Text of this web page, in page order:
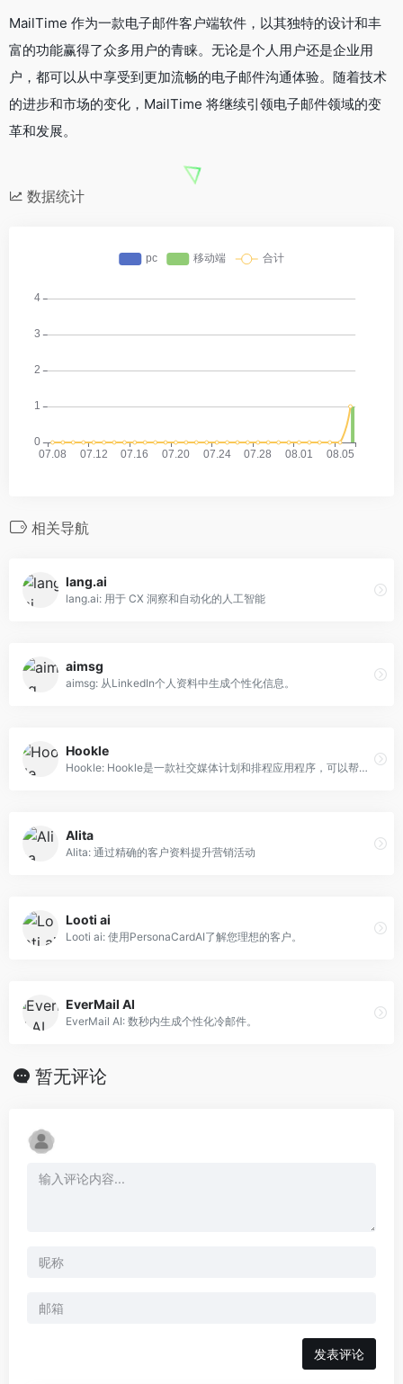
MailTime 作为一款电子邮件客户端软件，以其独特的设计和丰
富的功能赢得了众多用户的青睐。无论是个人用户还是企业用
户，都可以从中享受到更加流畅的电子邮件沟通体验。随着技术
的进步和市场的变化，MailTime 将继续引领电子邮件领域的变
革和发展。
数据统计
相关导航
lang.ai
lang.ai: 用于 CX 洞察和自动化的人工智能
aimsg
aimsg: 从LinkedIn个人资料中生成个性化信息。
Hookle
Hookle: Hookle是一款社交媒体计划和排程应用程序，可以帮助小型企业节省时间并保持专注。
Alita
Alita: 通过精确的客户资料提升营销活动
Looti ai
Looti ai: 使用PersonaCardAI了解您理想的客户。
EverMail AI
EverMail AI: 数秒内生成个性化冷邮件。
暂无评论
发表评论